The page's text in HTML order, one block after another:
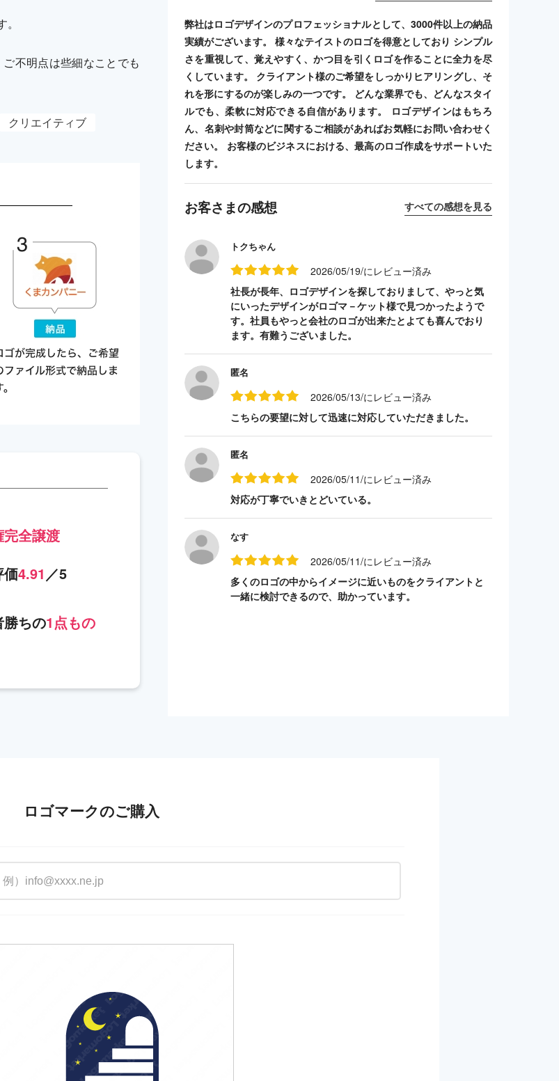
不明点は些細なことでも
クリエイティブ
全譲渡
価4.91 ／5
ちの1点もの
弊社はロゴデザインのプロフェッショナルとして、3000件以上の納品
実績がございます。 様々なテイストのロゴを得意としており シンプル
さを重視して、覚えやすく、かつ目を引くロゴを作ることに全力を尽
くしています。 クライアント様のご希望をしっかりヒアリングし、そ
れを形にするのが楽しみの一つです。 どんな業界でも、どんなスタイ
ルでも、柔軟に対応できる自信があります。 ロゴデザインはもちろ
ん、名刺や封筒などに関するご相談があればお気軽にお問い合わせく
ださい。 お客様のビジネスにおける、最高のロゴ作成をサポートいた
します。
お客さまの感想 すべての感想を見る
トクちゃん
2026/05/19/にレビュー済み
社長が長年、ロゴデザインを探しておりまして、やっと気
にいったデザインがロゴマ－ケット様で見つかったようで
す。社員もやっと会社のロゴが出来たとよても喜んでおり
ます。有難うございました。
匿名
2026/05/13/にレビュー済み
こちらの要望に対して迅速に対応していただきました。
匿名
2026/05/11/にレビュー済み
対応が丁寧でいきとどいている。
なす
2026/05/11/にレビュー済み
多くのロゴの中からイメージに近いものをクライアントと
一緒に検討できるので、助かっています。
ロゴマークのご購入